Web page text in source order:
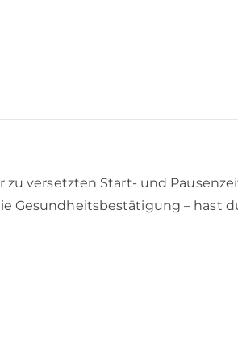
versetzten Start- und
Gesundheitsbestätigung – hast